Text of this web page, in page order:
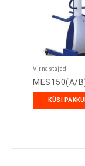
Virnastajad
MES150(A/
KÜSI